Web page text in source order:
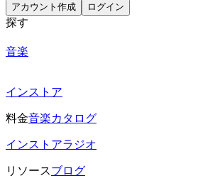
アカウント作成 ログイン
探す
音楽
インストア
料金音楽カタログ
インストアラジオ
リソースブログ